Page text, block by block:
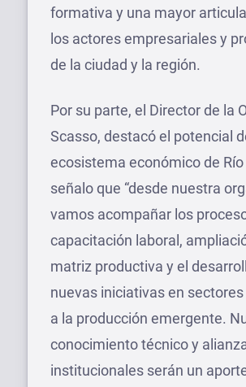
formativa y una mayor
los actores empresariales y
de la ciudad y la región.
Por su parte, el Director de la
Scasso, destacó el potencial
ecosistema económico de Río
señalo que “desde nuestra
vamos acompañar los
capacitación laboral,
matriz productiva y el
nuevas iniciativas en
a la producción emergente.
conocimiento técnico y
institucionales serán un